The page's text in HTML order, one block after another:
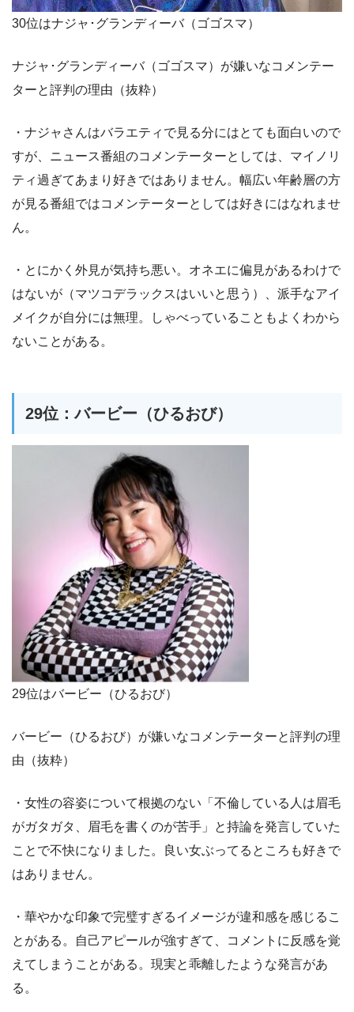
30位はナジャ･グランディーバ（ゴゴスマ）
ナジャ･グランディーバ（ゴゴスマ）が嫌いなコメンテー
ターと評判の理由（抜粋）
・ナジャさんはバラエティで見る分にはとても面白いので
すが、ニュース番組のコメンテーターとしては、マイノリ
ティ過ぎてあまり好きではありません。幅広い年齢層の方
が見る番組ではコメンテーターとしては好きにはなれませ
ん。
・とにかく外見が気持ち悪い。オネエに偏見があるわけで
はないが（マツコデラックスはいいと思う）、派手なアイ
メイクが自分には無理。しゃべっていることもよくわから
ないことがある。
29位：バービー（ひるおび）
29位はバービー（ひるおび）
バービー（ひるおび）が嫌いなコメンテーターと評判の理
由（抜粋）
・女性の容姿について根拠のない「不倫している人は眉毛
がガタガタ、眉毛を書くのが苦手」と持論を発言していた
ことで不快になりました。良い女ぶってるところも好きで
はありません。
・華やかな印象で完璧すぎるイメージが違和感を感じるこ
とがある。自己アピールが強すぎて、コメントに反感を覚
えてしまうことがある。現実と乖離したような発言があ
る。